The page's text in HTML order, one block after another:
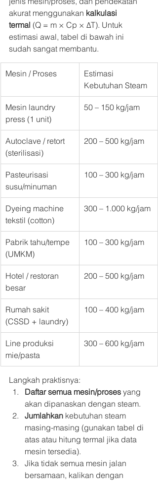
akurat menggunakan kalkulasi
termal (Q = m × Cp × ΔT). Untuk
estimasi awal, tabel di bawah ini
sudah sangat membantu.
Mesin / Proses
Estimasi
Kebutuhan Steam
Mesin laundry
press (1 unit)
50 – 150 kg/jam
Autoclave / retort
(sterilisasi)
200 – 500 kg/jam
Pasteurisasi
susu/minuman
100 – 300 kg/jam
Dyeing machine
tekstil (cotton)
300 – 1.000 kg/jam
Pabrik tahu/tempe
(UMKM)
100 – 300 kg/jam
Hotel / restoran
besar
200 – 500 kg/jam
Rumah sakit
(CSSD + laundry)
100 – 400 kg/jam
Line produksi
mie/pasta
300 – 600 kg/jam
Langkah praktisnya:
Daftar semua mesin/proses yang
akan dipanaskan dengan steam.
Jumlahkan kebutuhan steam
masing-masing (gunakan tabel di
atas atau hitung termal jika data
mesin tersedia).
Jika tidak semua mesin jalan
bersamaan, kalikan dengan